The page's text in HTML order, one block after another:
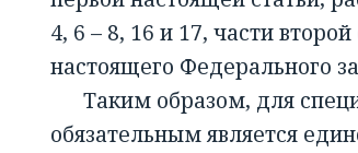
4, 6 – 8, 16 и 17, части
настоящего Федерального
Таким образом, для
обязательным является